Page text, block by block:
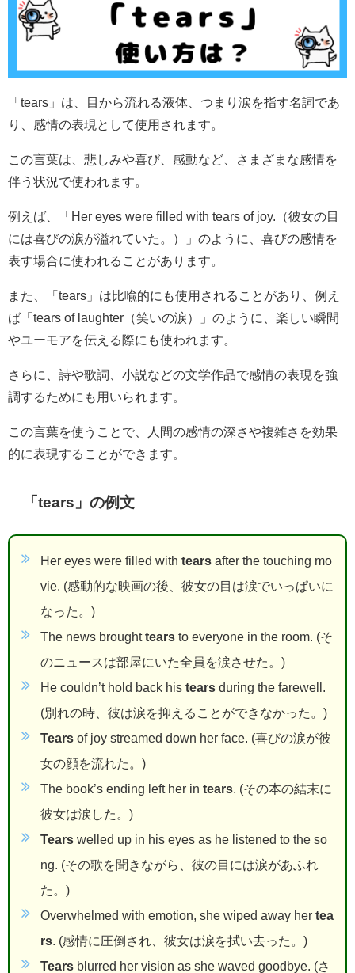
「tears」は、目から流れる液体、つまり涙を指す名詞であ
り、感情の表現として使用されます。
この言葉は、悲しみや喜び、感動など、さまざまな感情を
伴う状況で使われます。
例えば、「Her eyes were filled with tears of joy.（彼女の目
には喜びの涙が溢れていた。）」のように、喜びの感情を
表す場合に使われることがあります。
また、「tears」は比喩的にも使用されることがあり、例え
ば「tears of laughter（笑いの涙）」のように、楽しい瞬間
やユーモアを伝える際にも使われます。
さらに、詩や歌詞、小説などの文学作品で感情の表現を強
調するためにも用いられます。
この言葉を使うことで、人間の感情の深さや複雑さを効果
的に表現することができます。
「tears」の例文
Her eyes were filled with tears after the touching mo
vie. (感動的な映画の後、彼女の目は涙でいっぱいに
なった。)
The news broughttears to everyone in the room. (そ
のニュースは部屋にいた全員を涙させた。)
He couldn’t hold back his tears during the farewell.
(別れの時、彼は涙を抑えることができなかった。)
Tears of joy streamed down her face. (喜びの涙が彼
女の顔を流れた。)
The book’s ending left her in tears . (その本の結末に
彼女は涙した。)
Tears welled up in his eyes as he listened to the so
ng. (その歌を聞きながら、彼の目には涙があふれ
た。)
Overwhelmed with emotion, she wiped away her tea
rs . (感情に圧倒され、彼女は涙を拭い去った。)
Tears blurred her vision as she waved goodbye. (さ